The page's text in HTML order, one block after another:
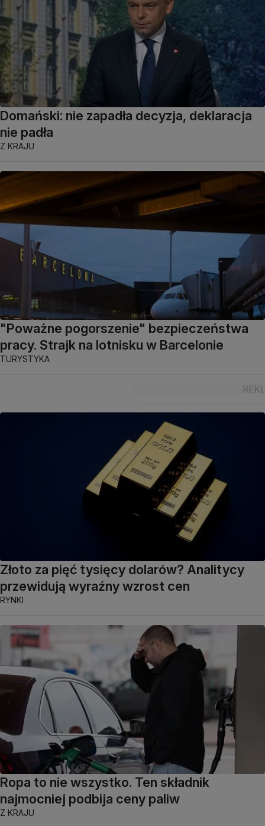
Domański: nie zapadła decyzja, deklaracja
nie padła
Z KRAJU
"Poważne pogorszenie" bezpieczeństwa
pracy. Strajk na lotnisku w Barcelonie
TURYSTYKA
Złoto za pięć tysięcy dolarów? Analitycy
przewidują wyraźny wzrost cen
RYNKI
Ropa to nie wszystko. Ten składnik
najmocniej podbija ceny paliw
Z KRAJU